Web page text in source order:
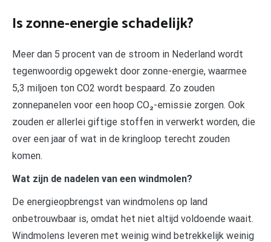
Is zonne-energie schadelijk?
Meer dan 5 procent van de stroom in Nederland wordt
tegenwoordig opgewekt door zonne-energie, waarmee
5,3 miljoen ton CO2 wordt bespaard. Zo zouden
zonnepanelen voor een hoop CO₂-emissie zorgen. Ook
zouden er allerlei giftige stoffen in verwerkt worden, die
over een jaar of wat in de kringloop terecht zouden
komen.
Wat zijn de nadelen van een windmolen?
De energieopbrengst van windmolens op land
onbetrouwbaar is, omdat het niet altijd voldoende waait.
Windmolens leveren met weinig wind betrekkelijk weinig